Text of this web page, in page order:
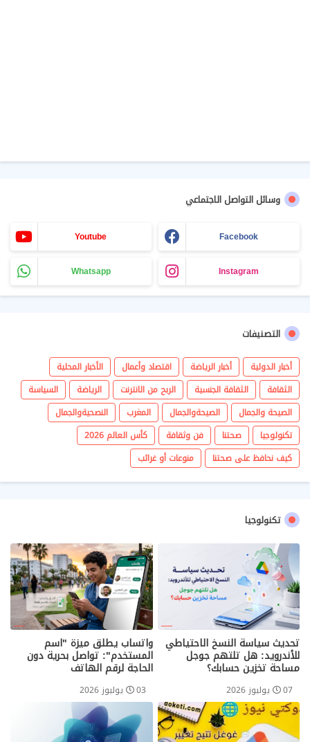
وسائل التواصل الاجتماعي
Youtube Facebook
Whatsapp Instagram
التصنيفات
أخبار الدولية أخبار الرياضة اقتصاد وأعمال
الأخبار المحلية
الثقافة
الثقافة الجنسية الربح من الانترنت الرياضة
السياسة
الصيحة والجمال
الصيحةوالجمال المغرب
النصحيةوالجمال
تكنولوجيا
صحتنا فن وثقافة
كأس العالم 2026
كيف نحافظ على صحتنا
منوعات أو غرائب
تكنولوجيا
تحديث سياسة النسخ الاحتياطي
للأندرويد: هل تلتهم جوجل
مساحة تخزين حسابك؟
07 يوليوز 2026
واتساب يطلق ميزة "اسم
المستخدم": تواصل بحرية دون
الحاجة لرقم الهاتف
03 يوليوز 2026